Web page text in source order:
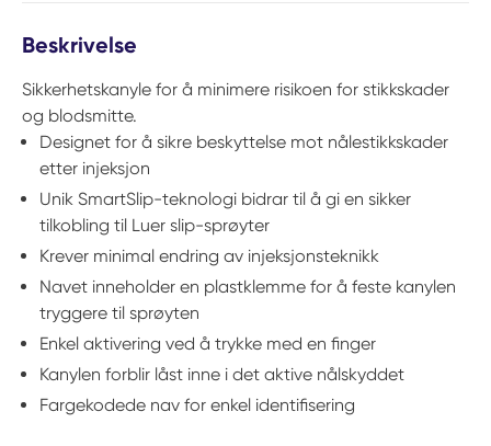
Beskrivelse
Sikkerhetskanyle for å minimere risikoen for stikkskader
og blodsmitte.
Designet for å sikre beskyttelse mot nålestikkskader
etter injeksjon
Unik SmartSlip-teknologi bidrar til å gi en sikker
tilkobling til Luer slip-sprøyter
Krever minimal endring av injeksjonsteknikk
Navet inneholder en plastklemme for å feste kanylen
tryggere til sprøyten
Enkel aktivering ved å trykke med en finger
Kanylen forblir låst inne i det aktive nålskyddet
Fargekodede nav for enkel identifisering